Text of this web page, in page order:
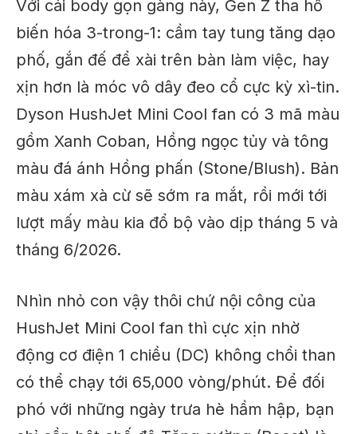
Với cái body gọn gàng này, Gen Z tha hồ
biến hóa 3-trong-1: cầm tay tung tăng dạo
phố, gắn đế để xài trên bàn làm việc, hay
xịn hơn là móc vô dây đeo cổ cực kỳ xì-tin.
Dyson HushJet Mini Cool fan có 3 mã màu
gồm Xanh Coban, Hồng ngọc tủy và tông
màu đá ánh Hồng phấn (Stone/Blush). Bản
màu xám xà cừ sẽ sớm ra mắt, rồi mới tới
lượt mấy màu kia đổ bộ vào dịp tháng 5 và
tháng 6/2026.
Nhìn nhỏ con vậy thôi chứ nội công của
HushJet Mini Cool fan thì cực xịn nhờ
động cơ điện 1 chiều (DC) không chổi than
có thể chạy tới 65,000 vòng/phút. Để đối
phó với những ngày trưa hè hầm hập, bạn